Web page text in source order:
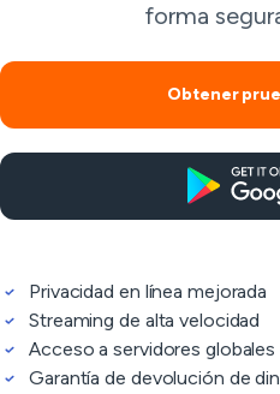
forma
Obtener
Privacidad en línea mejorada
Streaming de alta velocidad
Acceso a servidores globales
Garantía de devolución de